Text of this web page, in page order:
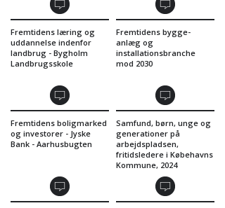
Fremtidens læring og
uddannelse indenfor
landbrug - Bygholm
Landbrugsskole
Fremtidens bygge-
anlæg og
installationsbranche
mod 2030
Fremtidens boligmarked
og investorer - Jyske
Bank - Aarhusbugten
Samfund, børn, unge og
generationer på
arbejdspladsen,
fritidsledere i Købehavns
Kommune, 2024